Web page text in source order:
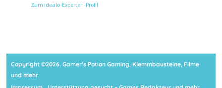
Zum idealo-Experten-Profil
Copyright ©2026. Gamer's Potion Gaming, Klemmbausteine, Filme
und mehr